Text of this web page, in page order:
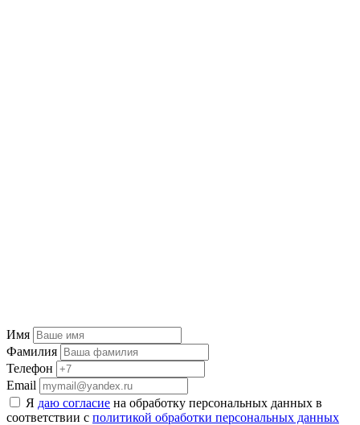
Имя
Фамилия
Телефон
Email
Я даю согласие на обработку персональных данных в
соответствии с политикой обработки персональных данных